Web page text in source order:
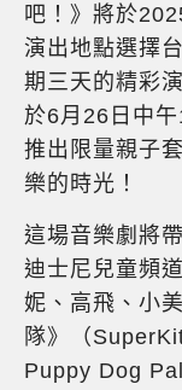
吧！》將於
演出地點選擇
期三天的精彩
於6月26日中
推出限量親子
樂的時光！
這場音樂劇將
迪士尼兒童頻
妮、高飛、小
隊》（
Puppy Dog